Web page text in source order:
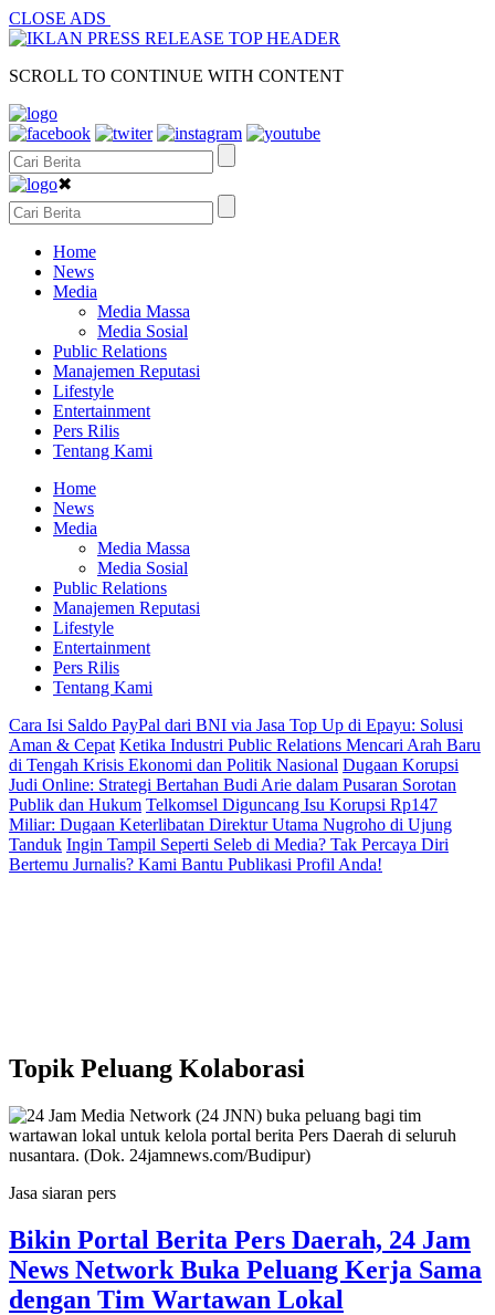
CLOSE ADS
SCROLL TO CONTINUE WITH CONTENT
✖
Home
News
Media
Media Massa
Media Sosial
Public Relations
Manajemen Reputasi
Lifestyle
Entertainment
Pers Rilis
Tentang Kami
Home
News
Media
Media Massa
Media Sosial
Public Relations
Manajemen Reputasi
Lifestyle
Entertainment
Pers Rilis
Tentang Kami
Cara Isi Saldo PayPal dari BNI via Jasa Top Up di Epayu: Solusi
Aman & Cepat Ketika Industri Public Relations Mencari Arah Baru
di Tengah Krisis Ekonomi dan Politik Nasional Dugaan Korupsi
Judi Online: Strategi Bertahan Budi Arie dalam Pusaran Sorotan
Publik dan Hukum Telkomsel Diguncang Isu Korupsi Rp147
Miliar: Dugaan Keterlibatan Direktur Utama Nugroho di Ujung
Tanduk Ingin Tampil Seperti Seleb di Media? Tak Percaya Diri
Bertemu Jurnalis? Kami Bantu Publikasi Profil Anda!
Topik Peluang Kolaborasi
Jasa siaran pers
Bikin Portal Berita Pers Daerah, 24 Jam
News Network Buka Peluang Kerja Sama
dengan Tim Wartawan Lokal